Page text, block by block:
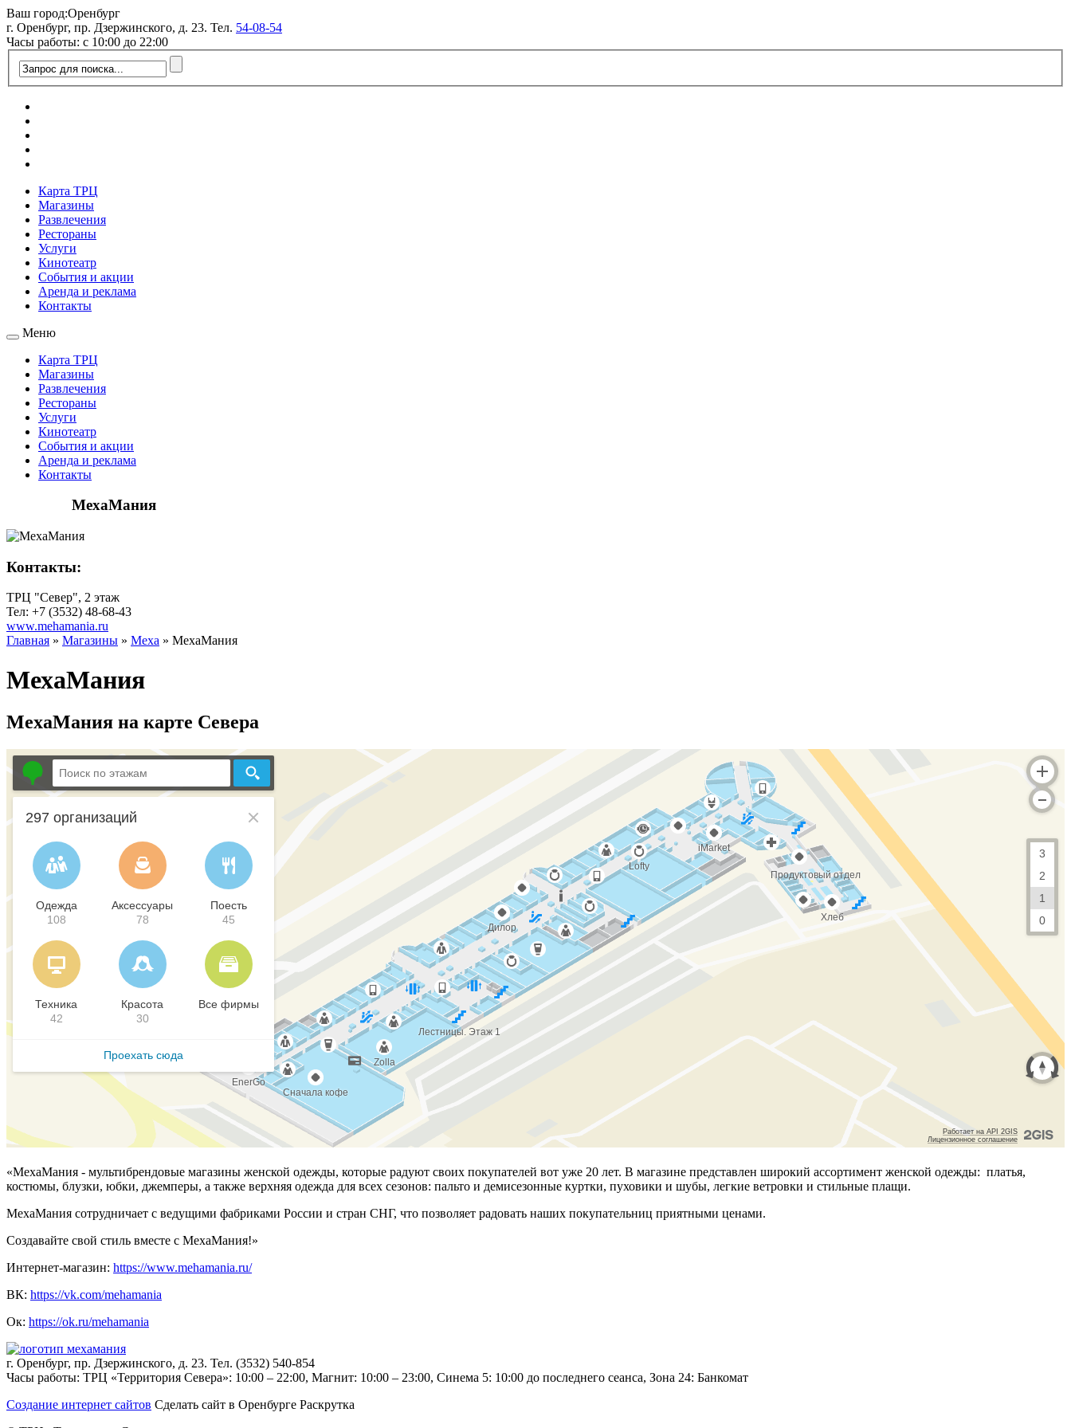
Ваш город:Оренбург
г. Оренбург, пр. Дзержинского, д. 23. Тел. 54-08-54
Часы работы: с 10:00 до 22:00
Карта ТРЦ
Магазины
Развлечения
Рестораны
Услуги
Кинотеатр
События и акции
Аренда и реклама
Контакты
Меню
Карта ТРЦ
Магазины
Развлечения
Рестораны
Услуги
Кинотеатр
События и акции
Аренда и реклама
Контакты
МехаМания
Контакты:
ТРЦ "Север", 2 этаж
Тел: +7 (3532) 48-68-43
www.mehamania.ru
Главная » Магазины » Меха » МехаМания
МехаМания
МехаМания на карте Севера
«МехаМания - мультибрендовые магазины женской одежды, которые радуют своих покупателей вот уже 20 лет. В магазине представлен широкий ассортимент женской одежды: платья,
костюмы, блузки, юбки, джемперы, а также верхняя одежда для всех сезонов: пальто и демисезонные куртки, пуховики и шубы, легкие ветровки и стильные плащи.
МехаМания сотрудничает с ведущими фабриками России и стран СНГ, что позволяет радовать наших покупательниц приятными ценами.
Создавайте свой стиль вместе с МехаМания!»
Интернет-магазин: https://www.mehamania.ru/
ВК: https://vk.com/mehamania
Ок: https://ok.ru/mehamania
г. Оренбург, пр. Дзержинского, д. 23. Тел. (3532) 540-854
Часы работы: ТРЦ «Территория Севера»: 10:00 – 22:00, Магнит: 10:00 – 23:00, Синема 5: 10:00 до последнего сеанса, Зона 24: Банкомат
Создание интернет сайтов Сделать сайт в Оренбурге Раскрутка